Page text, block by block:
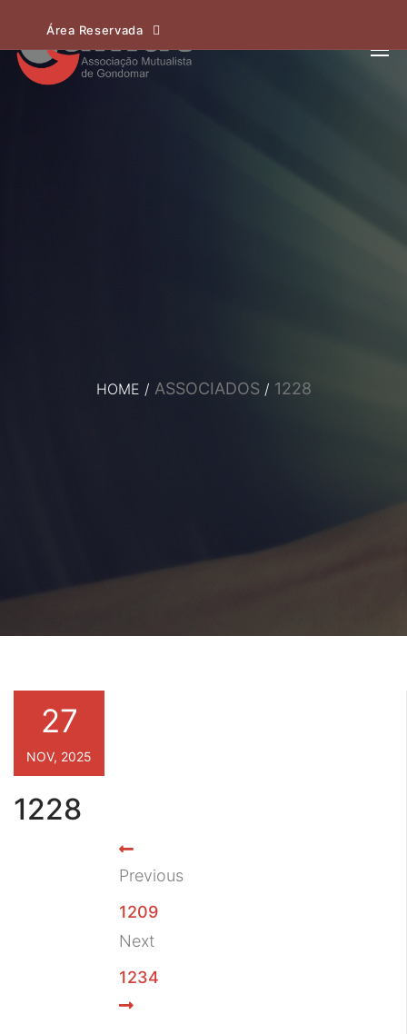
Área Reservada
HOME / ASSOCIADOS / 1228
1228
27
NOV, 2025
Previous
1209
Next
1234